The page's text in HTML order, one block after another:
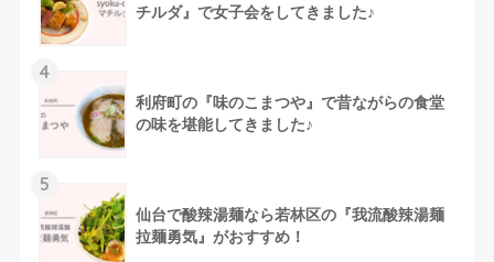
チルダ』で女子会をしてきました♪
4
利府町の『味のこまつや』で昔ながらの食堂
の味を堪能してきました♪
5
仙台で酸辣湯麺なら若林区の『我流酸辣湯麺
拉麺勇気』がおすすめ！